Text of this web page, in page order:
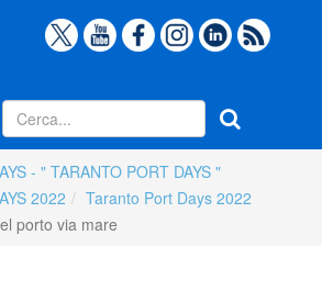
- " TARANTO PORT DAYS "
2022
Taranto Port Days 2022
porto via mare